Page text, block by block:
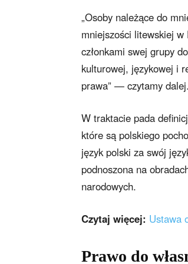
„Osoby należące do
mniejszości litewskiej
członkami swej grupy
kulturowej, językowej i
prawa” — czytamy dalej.
W traktacie pada
które są polskiego
język polski za swój
podnoszona na
narodowych.
Czytaj więcej: Ustawa
Prawo do